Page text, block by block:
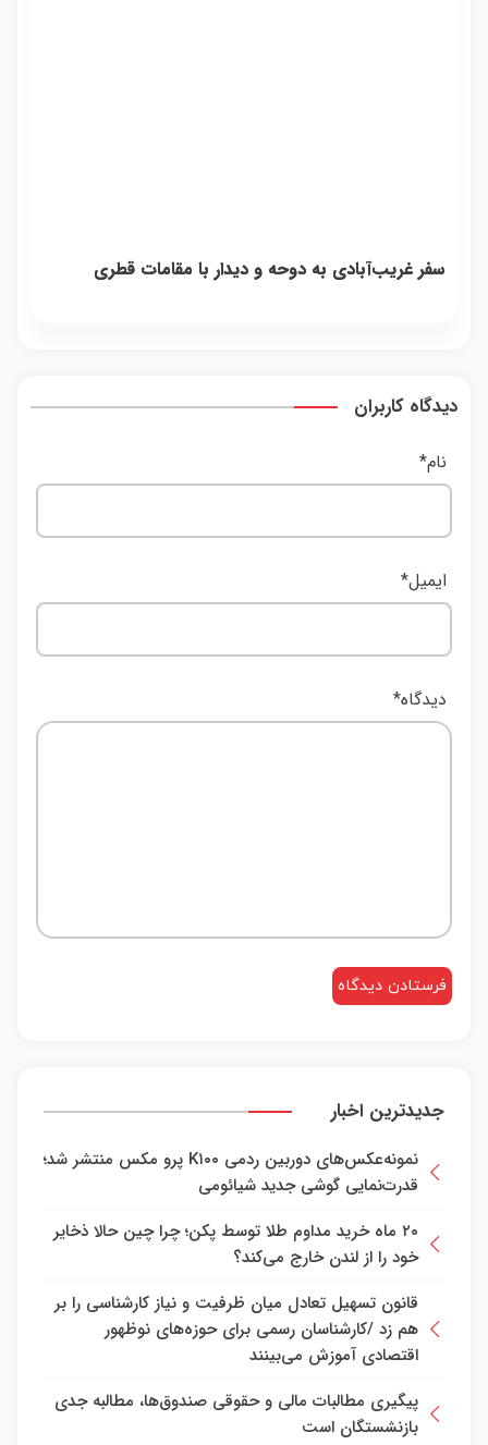
جدیدترین اخبار
نمونه‌عکس‌های دوربین ردمی K۱۰۰ پرو مکس منتشر شد؛
قدرت‌نمایی گوشی جدید شیائومی
۲۰ ماه خرید مداوم طلا توسط پکن؛ چرا چین حالا ذخایر
خود را از لندن خارج می‌کند؟
قانون تسهیل تعادل میان ظرفیت و نیاز کارشناسی را بر
هم زد /کارشناسان رسمی برای حوزه‌های نوظهور
اقتصادی آموزش می‌بینند
پیگیری مطالبات مالی و حقوقی صندوق‌ها، مطالبه جدی
بازنشستگان است
سفر غریب‌آبادی به دوحه و دیدار با مقامات قطری
دیدگاه کاربران
دیدگاه*
نام*
ایمیل*